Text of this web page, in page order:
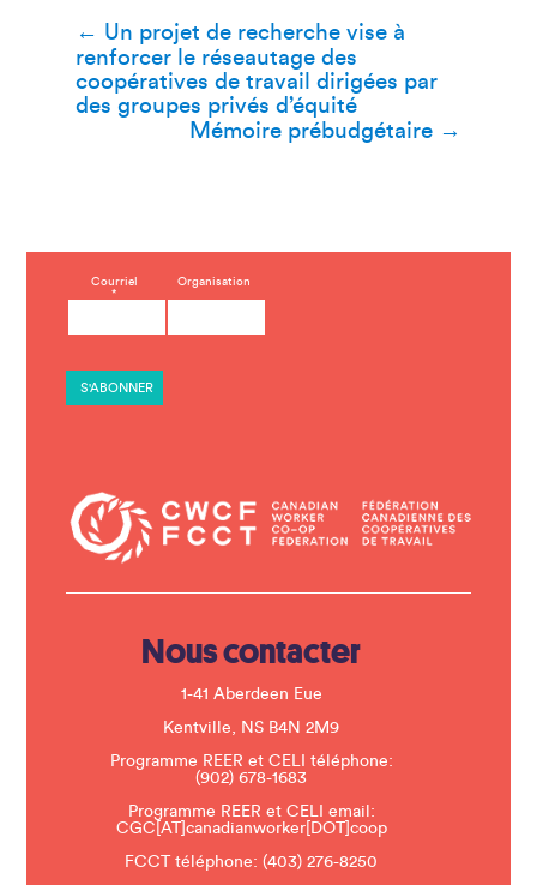
Navigation
de
l’article
← Un projet de recherche vise à
renforcer le réseautage des
coopératives de travail dirigées par
des groupes privés d’équité
Mémoire prébudgétaire →
Courriel
*
Organisation
o
a
c
s
Nous contacter
1-41 Aberdeen Eue
Kentville, NS B4N 2M9
Programme REER et CELI téléphone:
(902) 678-1683
Programme REER et CELI email:
CGC[AT]canadianworker[DOT]coop
FCCT téléphone:(403) 276-8250